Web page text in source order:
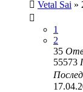
Vetal Sai »
1
2
35
55573